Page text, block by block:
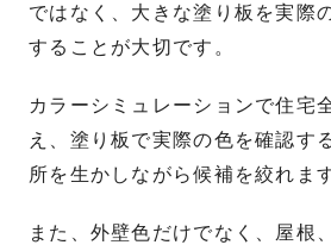
ではなく、大きな塗り板を実際
することが大切です。
カラーシミュレーションで住宅
え、塗り板で実際の色を確認す
所を生かしながら候補を絞れます
また、外壁色だけでなく、屋根